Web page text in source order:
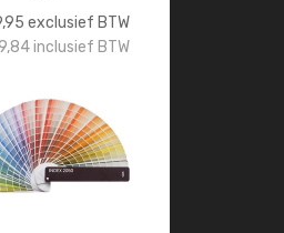
exclusief BTW
inclusief BTW